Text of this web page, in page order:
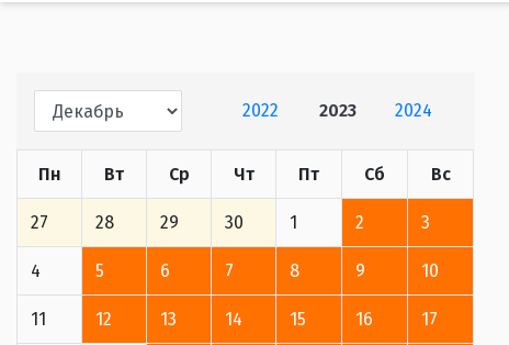
2022 2023 2024
Пн Вт Ср Чт Пт Сб Вс
27 28 29 30 1 2 3
4 5 6 7 8 9 10
11 12 13 14 15 16 17